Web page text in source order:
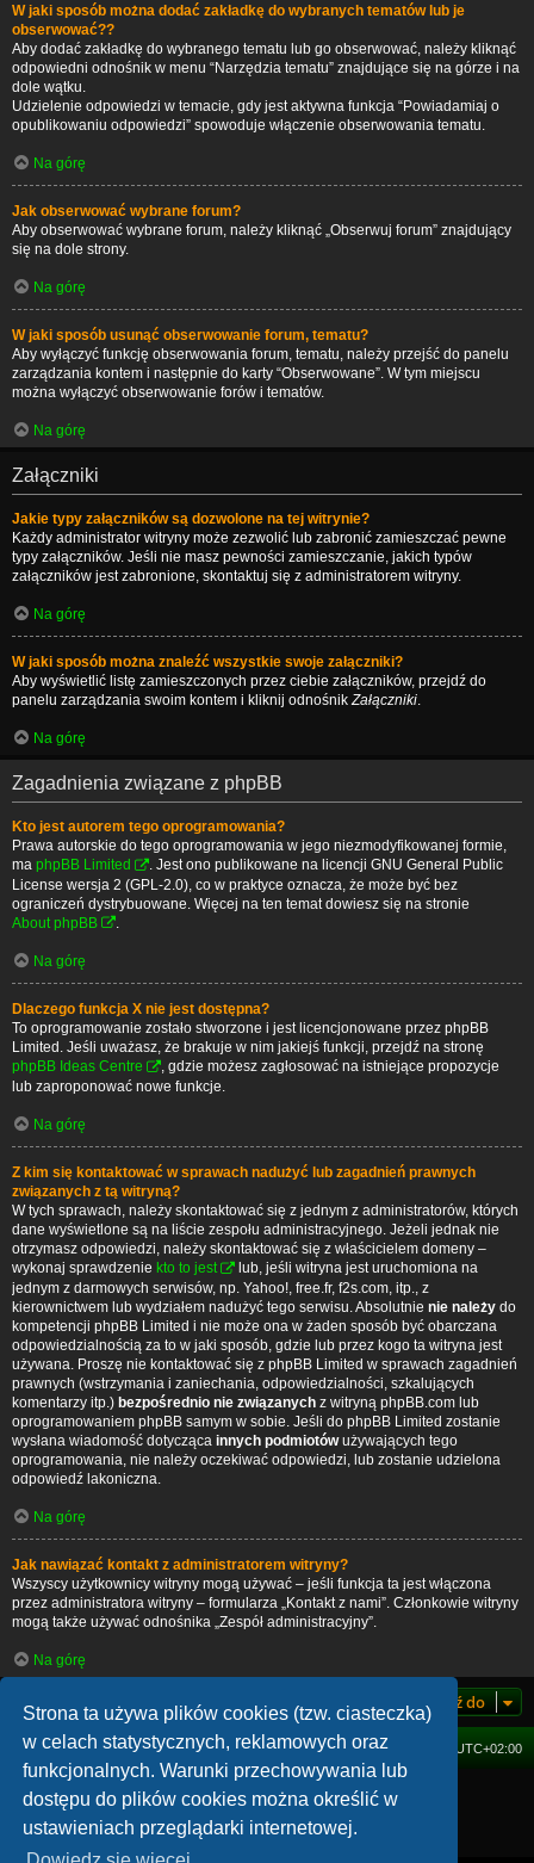
Strona ta używa plików cookies (tzw. ciasteczka)
w celach statystycznych, reklamowych oraz
funkcjonalnych. Warunki przechowywania lub
dostępu do plików cookies można określić w
ustawieniach przeglądarki internetowej.
W jaki sposób można dodać zakładkę do wybranych tematów lub je
obserwować??
Aby dodać zakładkę do wybranego tematu lub go obserwować, należy kliknąć
odpowiedni odnośnik w menu “Narzędzia tematu” znajdujące się na górze i na
dole wątku.
Udzielenie odpowiedzi w temacie, gdy jest aktywna funkcja “Powiadamiaj o
opublikowaniu odpowiedzi” spowoduje włączenie obserwowania tematu.
Na górę
Jak obserwować wybrane forum?
Aby obserwować wybrane forum, należy kliknąć „Obserwuj forum” znajdujący
się na dole strony.
Na górę
W jaki sposób usunąć obserwowanie forum, tematu?
Aby wyłączyć funkcję obserwowania forum, tematu, należy przejść do panelu
zarządzania kontem i następnie do karty “Obserwowane”. W tym miejscu
można wyłączyć obserwowanie forów i tematów.
Na górę
Załączniki
Jakie typy załączników są dozwolone na tej witrynie?
Każdy administrator witryny może zezwolić lub zabronić zamieszczać pewne
typy załączników. Jeśli nie masz pewności zamieszczanie, jakich typów
załączników jest zabronione, skontaktuj się z administratorem witryny.
Na górę
W jaki sposób można znaleźć wszystkie swoje załączniki?
Aby wyświetlić listę zamieszczonych przez ciebie załączników, przejdź do
panelu zarządzania swoim kontem i kliknij odnośnikZałączniki.
Na górę
Zagadnienia związane z phpBB
Kto jest autorem tego oprogramowania?
Prawa autorskie do tego oprogramowania w jego niezmodyfikowanej formie,
ma phpBB Limited
. Jest ono publikowane na licencji GNU General Public
License wersja 2 (GPL-2.0), co w praktyce oznacza, że może być bez
ograniczeń dystrybuowane. Więcej na ten temat dowiesz się na stronie
About phpBB
Na górę
Dlaczego funkcja X nie jest dostępna?
To oprogramowanie zostało stworzone i jest licencjonowane przez phpBB
Limited. Jeśli uważasz, że brakuje w nim jakiejś funkcji, przejdź na stronę
phpBB Ideas Centre
, gdzie możesz zagłosować na istniejące propozycje
lub zaproponować nowe funkcje.
Na górę
Z kim się kontaktować w sprawach nadużyć lub zagadnień prawnych
związanych z tą witryną?
W tych sprawach, należy skontaktować się z jednym z administratorów, których
dane wyświetlone są na liście zespołu administracyjnego. Jeżeli jednak nie
otrzymasz odpowiedzi, należy skontaktować się z właścicielem domeny –
wykonaj sprawdzenie kto to jest
lub, jeśli witryna jest uruchomiona na
jednym z darmowych serwisów, np. Yahoo!, free.fr, f2s.com, itp., z
kierownictwem lub wydziałem nadużyć tego serwisu. Absolutnie nie należy do
kompetencji phpBB Limited i nie może ona w żaden sposób być obarczana
odpowiedzialnością za to w jaki sposób, gdzie lub przez kogo ta witryna jest
używana. Proszę nie kontaktować się z phpBB Limited w sprawach zagadnień
prawnych (wstrzymania i zaniechania, odpowiedzialności, szkalujących
komentarzy itp.) bezpośrednio nie związanych z witryną phpBB.com lub
oprogramowaniem phpBB samym w sobie. Jeśli do phpBB Limited zostanie
wysłana wiadomość dotycząca innych podmiotówużywających tego
oprogramowania, nie należy oczekiwać odpowiedzi, lub zostanie udzielona
odpowiedź lakoniczna.
Na górę
Jak nawiązać kontakt z administratorem witryny?
Wszyscy użytkownicy witryny mogą używać – jeśli funkcja ta jest włączona
przez administratora witryny – formularza „Kontakt z nami”. Członkowie witryny
mogą także używać odnośnika „Zespół administracyjny”.
Na górę
Przejdź do
FORUM Strefa czasowa UTC+02:00
Technologię dostarczaphpBB
® Forum Software © phpBB Limited
Zasady ochrony danych osobowych|Regulamin